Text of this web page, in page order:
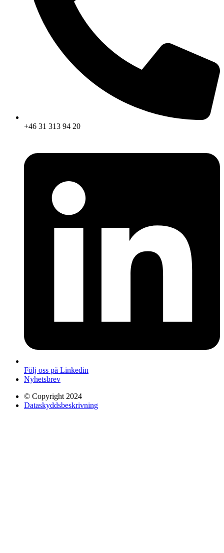
+46 31 313 94 20
Följ oss på Linkedin
Nyhetsbrev
© Copyright 2024
Dataskyddsbeskrivning